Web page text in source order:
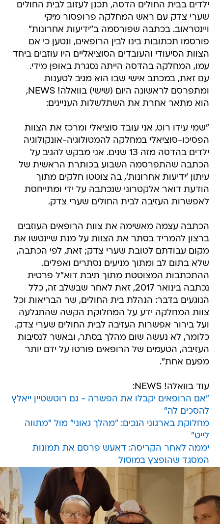
ילדים בבית החולים הדסה, תכנן לעזוב לבית החולים
שערי צדק עם ראש המחלקה פרופסור מיקי
ויינטראוב. בכתבה שפורסמה ב"ידיעות אחרונות"
פורסמו תכתובות בינו לבין הרופאים, ונטען כי אם
הצוות הסיעודי והעובדים הסוציאליים היו עוזבים ביחד
עמו, המחלקה בהדסה הייתה נסגרת באופן מידי.
עם זאת, במכתב אישי שבו הוא מגיב לטענות
ומתפרסם לראשונה היום (שישי) בוואלה! NEWS,
הוא מתאר אחרת את השתלשלות העניינים:
"שמי עידו רוט, אני עובד סוציאלי ומרכז את הצוות
הפסיכו-סוציאלי במחלקה להמטולוגיה-אונקולוגיה
ילדים בהדסה מזה 13 שנים. אני מבקש להגיב על
הכתבה שהתפרסמה השבוע בכותרת הראשית של
עיתון 'ידיעות אחרונות', בה צוטטו חלקים מתוך
הודעת דואר אלקטרוני שנכתבה על ידי ומתייחסת
לאפשרות העזיבה לבית החולים שערי צדק.
הכתבה עצמה מאשימה את צוות הרופאים העוזבים
ברצון להמריד בסתר את הצוות על מנת שיינטשו את
מקום עבודתם לטובת שערי צדק; זאת, לפי הכתבה,
שלא בתום לב ומתוך מניעים נסתרים ואפלים.
ההתכתבות המצוטטת מתוך תיבת דוא"ל פרטית
נכתבה בינואר 2017, זאת לאחר שבשלב זה, כלל
הנוגעים בדבר: הנהלת בית החולים, שר הבריאות וכל
צוות המחלקה ידע על המחלוקת הקשה שהתגלעה
ועל בירור אפשרות העזיבה לבית החולים שערי צדק.
כלומר, לא נעשה שום מהלך בסתר, ובאשר לנסיבות
העזיבה, הטעמים של הרופאים פורטו על ידם יותר
מפעם אחת".
עוד בוואלה! NEWS:
"אם הרופאים יקבלו את הפשרה - גם רוטשטיין ייאלץ
להסכים לה"
מחלוקת בארגוני הנכים: "מהלך גאוני" מול "מתווה
לייט"
יממה לאחר הקריסה: דאעש פרסם את תמונות
המסגד שהופצץ במוסול